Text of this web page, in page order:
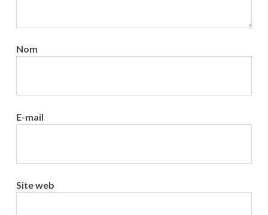
Nom
E-mail
Site web